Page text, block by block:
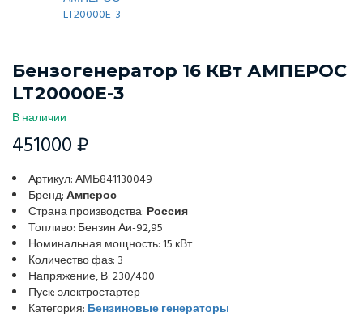
Бензогенератор 16 КВт АМПЕРОС
LT20000E-3
В наличии
451000 ₽
Артикул: АМБ841130049
Бренд:Амперос
Страна производства: Россия
Топливо: Бензин Аи-92,95
Номинальная мощность: 15 кВт
Количество фаз: 3
Напряжение, В: 230/400
Пуск: электростартер
Категория: Бензиновые генераторы